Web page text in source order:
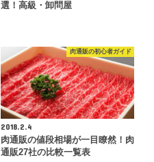
選！高級・卸問屋
肉通販の初心者ガイド
2018.2.4
肉通販の値段相場が一目瞭然！肉
通販27社の比較一覧表